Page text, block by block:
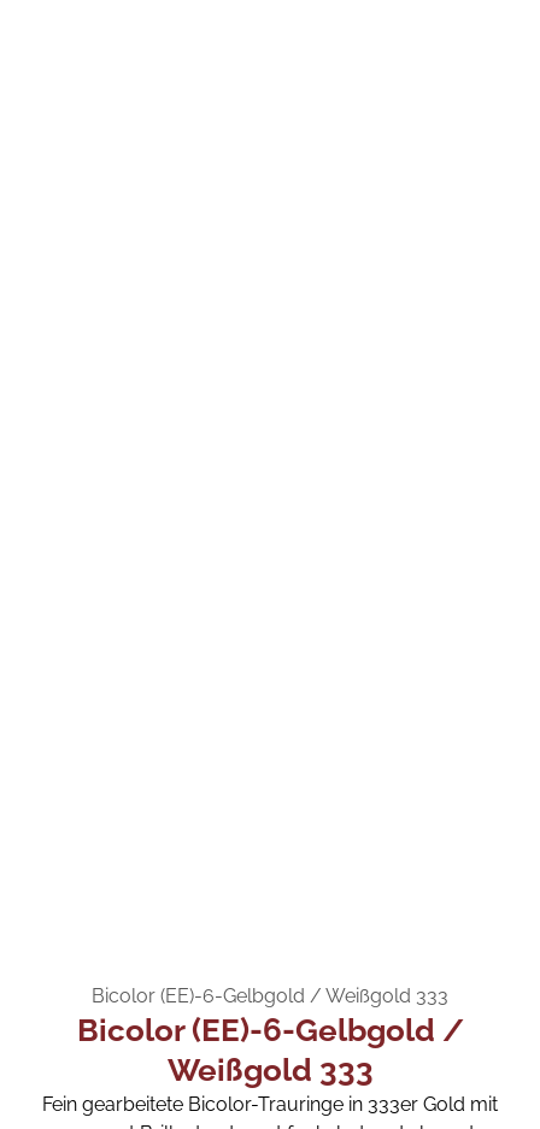
Bicolor (EE)-6-Gelbgold / Weißgold 333
Bicolor (EE)-6-Gelbgold /
Weißgold 333
Fein gearbeitete Bicolor-Trauringe in 333er Gold mit